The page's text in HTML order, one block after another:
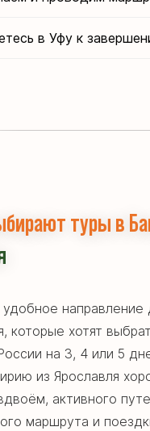
в Уфу к
туры в
направление
которые хотят
на 3, 4 или 5
из Ярославля
активного
маршрута и